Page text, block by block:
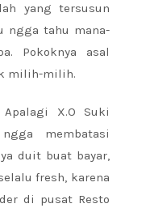
yang tersusun
ngga tahu mana-
Pokoknya asal
milih-milih.
X.O Suki
membatasi
duit buat bayar,
fresh, karena
di pusat Resto